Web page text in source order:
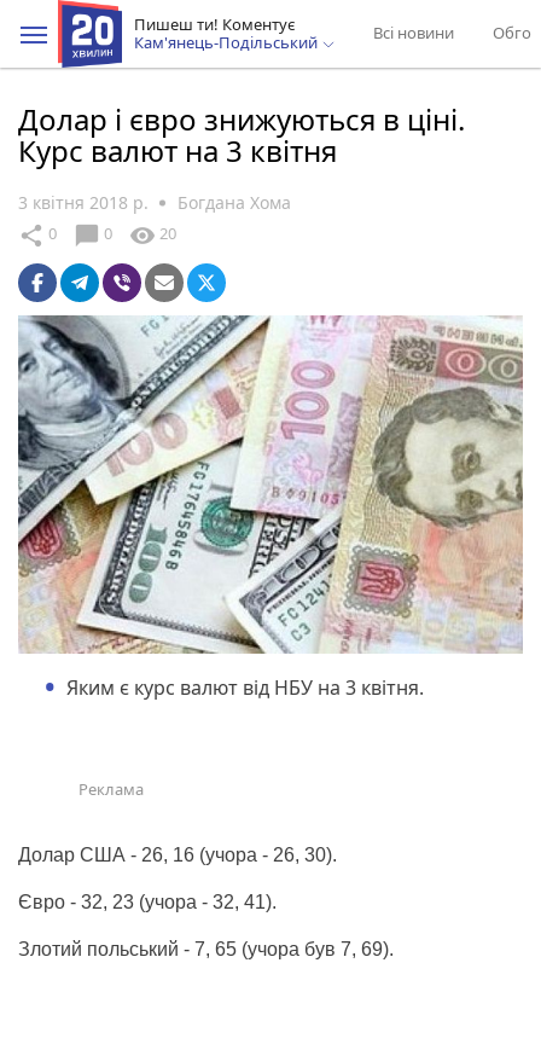
Пишеш ти! Коментує
Кам'янець-Подільський
Всі новини
Долар і євро знижуються в ціні.
Курс валют на 3 квітня
3 квітня 2018 р. Богдана Хома
share 0 chat_bubble 0 visibility 20
Яким є курс валют від НБУ на 3 квітня.
Долар США - 26, 16 (учора - 26, 30).
Євро - 32, 23 (учора - 32, 41).
Злотий польський - 7, 65 (учора був 7, 69).